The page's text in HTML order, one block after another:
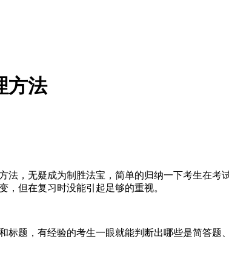
方法
法，无疑成为制胜法宝，简单的归纳一下考生在
，但在复习时没能引起足够的重视。
标题，有经验的考生一眼就能判断出哪些是简答